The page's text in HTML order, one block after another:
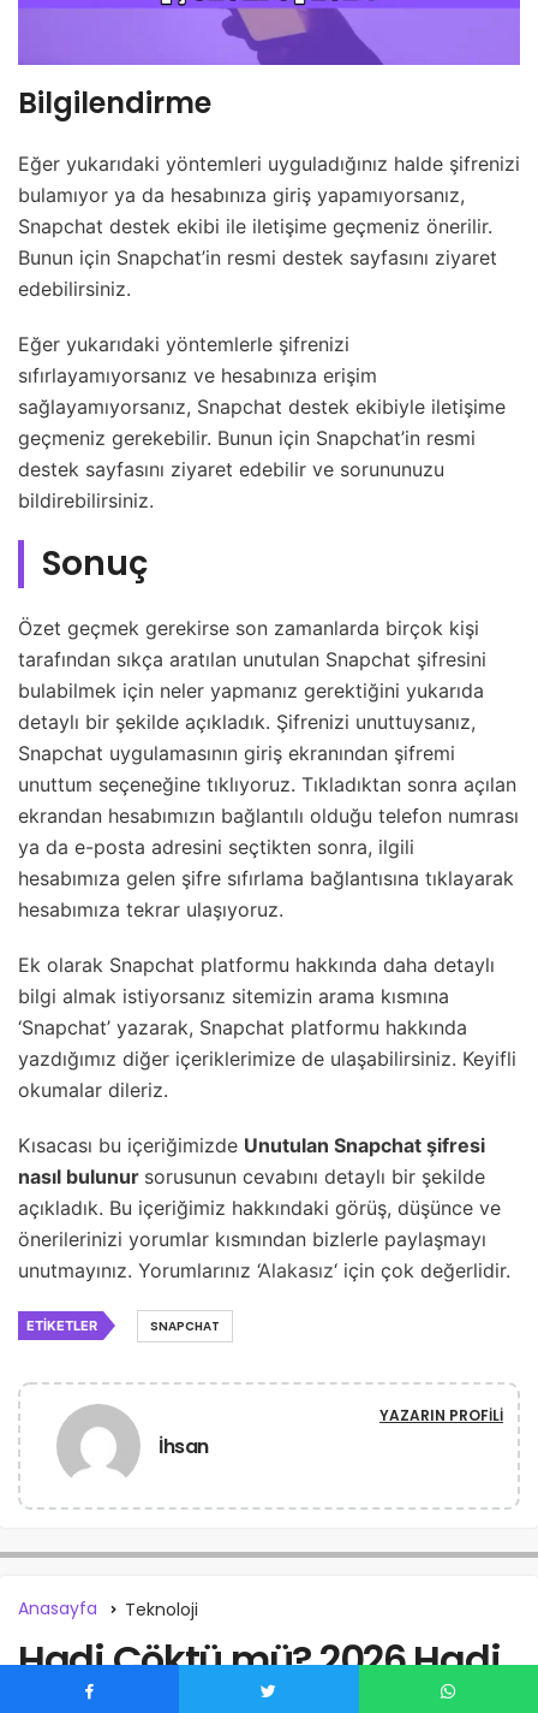
Bilgilendirme
Eğer yukarıdaki yöntemleri uyguladığınız halde şifrenizi
bulamıyor ya da hesabınıza giriş yapamıyorsanız,
Snapchat destek ekibi ile iletişime geçmeniz önerilir.
Bunun için Snapchat’in resmi destek sayfasını ziyaret
edebilirsiniz.
Eğer yukarıdaki yöntemlerle şifrenizi
sıfırlayamıyorsanız ve hesabınıza erişim
sağlayamıyorsanız, Snapchat destek ekibiyle iletişime
geçmeniz gerekebilir. Bunun için Snapchat’in resmi
destek sayfasını ziyaret edebilir ve sorununuzu
bildirebilirsiniz.
Sonuç
Özet geçmek gerekirse son zamanlarda birçok kişi
tarafından sıkça aratılan unutulan Snapchat şifresini
bulabilmek için neler yapmanız gerektiğini yukarıda
detaylı bir şekilde açıkladık. Şifrenizi unuttuysanız,
Snapchat uygulamasının giriş ekranından şifremi
unuttum seçeneğine tıklıyoruz. Tıkladıktan sonra açılan
ekrandan hesabımızın bağlantılı olduğu telefon numrası
ya da e-posta adresini seçtikten sonra, ilgili
hesabımıza gelen şifre sıfırlama bağlantısına tıklayarak
hesabımıza tekrar ulaşıyoruz.
Ek olarak Snapchat platformu hakkında daha detaylı
bilgi almak istiyorsanız sitemizin arama kısmına
‘Snapchat’ yazarak, Snapchat platformu hakkında
yazdığımız diğer içeriklerimize de ulaşabilirsiniz. Keyifli
okumalar dileriz.
Kısacası bu içeriğimizde Unutulan Snapchat şifresi
nasıl bulunur sorusunun cevabını detaylı bir şekilde
açıkladık. Bu içeriğimiz hakkındaki görüş, düşünce ve
önerilerinizi yorumlar kısmından bizlerle paylaşmayı
unutmayınız. Yorumlarınız ‘Alakasız‘ için çok değerlidir.
ETIKETLER SNAPCHAT
İhsan
YAZARIN PROFILI
Anasayfa Teknoloji
Hadi Çöktü mü? 2026 Hadi